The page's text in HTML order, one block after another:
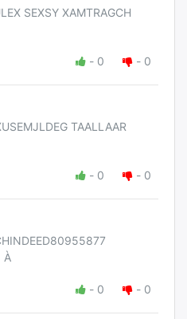
SEXSY XAMTRAGCH
- 0 - 0
TAALLAAR
- 0 - 0
À
- 0 - 0